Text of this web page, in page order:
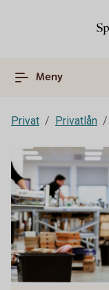
Meny
Privat Privatlån